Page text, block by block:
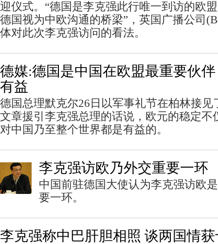
迎仪式。“德国是李克强此行唯一到访的欧
德国视为中欧沟通的桥梁”，英国广播公司
体对此次李克强访问的看法。
德媒:德国是中国在欧盟最重要伙
有益
德国总理默克尔26日以军事礼节在柏林接见
文章援引李克强总理的话说，欧元的稳定不
对中国乃至整个世界都是有益的。
李克强访欧乃外交重要一环
中国前驻德国大使认为李克强访欧
要一环。
李克强称中巴肝胆相照 谈两国情